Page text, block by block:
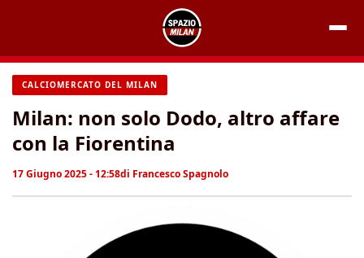
contenuto
CALCIOMERCATO DEL MILAN
Milan: non solo Dodo, altro affare
con la Fiorentina
17 Giugno 2025 - 12:58di Francesco Spagnolo